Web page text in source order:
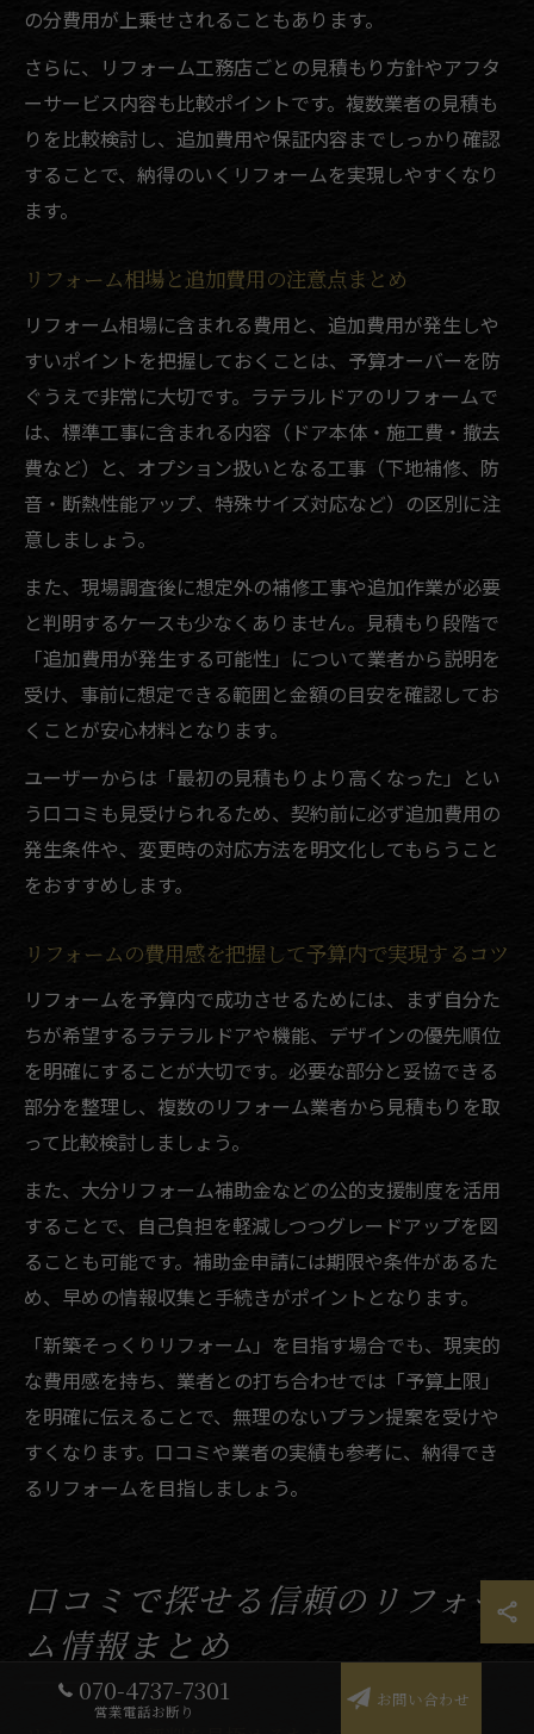
の分費用が上乗せされることもあります。
さらに、リフォーム工務店ごとの見積もり方針やアフタ
ーサービス内容も比較ポイントです。複数業者の見積も
りを比較検討し、追加費用や保証内容までしっかり確認
することで、納得のいくリフォームを実現しやすくなり
ます。
リフォーム相場と追加費用の注意点まとめ
リフォーム相場に含まれる費用と、追加費用が発生しや
すいポイントを把握しておくことは、予算オーバーを防
ぐうえで非常に大切です。ラテラルドアのリフォームで
は、標準工事に含まれる内容（ドア本体・施工費・撤去
費など）と、オプション扱いとなる工事（下地補修、防
音・断熱性能アップ、特殊サイズ対応など）の区別に注
意しましょう。
また、現場調査後に想定外の補修工事や追加作業が必要
と判明するケースも少なくありません。見積もり段階で
「追加費用が発生する可能性」について業者から説明を
受け、事前に想定できる範囲と金額の目安を確認してお
くことが安心材料となります。
ユーザーからは「最初の見積もりより高くなった」とい
う口コミも見受けられるため、契約前に必ず追加費用の
発生条件や、変更時の対応方法を明文化してもらうこと
をおすすめします。
リフォームの費用感を把握して予算内で実現するコツ
リフォームを予算内で成功させるためには、まず自分た
ちが希望するラテラルドアや機能、デザインの優先順位
を明確にすることが大切です。必要な部分と妥協できる
部分を整理し、複数のリフォーム業者から見積もりを取
って比較検討しましょう。
また、大分リフォーム補助金などの公的支援制度を活用
することで、自己負担を軽減しつつグレードアップを図
ることも可能です。補助金申請には期限や条件があるた
め、早めの情報収集と手続きがポイントとなります。
「新築そっくりリフォーム」を目指す場合でも、現実的
な費用感を持ち、業者との打ち合わせでは「予算上限」
を明確に伝えることで、無理のないプラン提案を受けや
すくなります。口コミや業者の実績も参考に、納得でき
るリフォームを目指しましょう。
口コミで探せる信頼のリフォー
ム情報まとめ
070-4737-7301
営業電話お断り
お問い合わせ